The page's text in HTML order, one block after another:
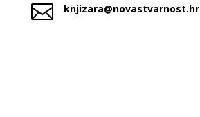
 knjizara@novastvarnost.hr